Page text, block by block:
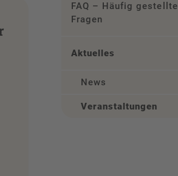
FAQ – Häufig gestellte
Fragen
Aktuelles
News
Veranstaltungen